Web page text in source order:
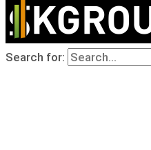
Search for: